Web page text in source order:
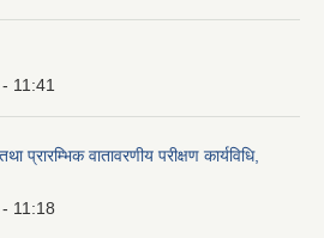
11:41
प्रारम्भिक वातावरणीय परीक्षण कार्यविधि,
11:18